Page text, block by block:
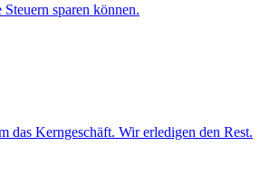
sparen können.
das Kerngeschäft. Wir erledigen den Rest.